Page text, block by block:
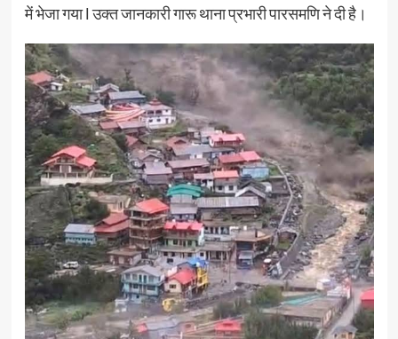
में भेजा गया l उक्त जानकारी गारू थाना प्रभारी पारसमणि ने दी है।